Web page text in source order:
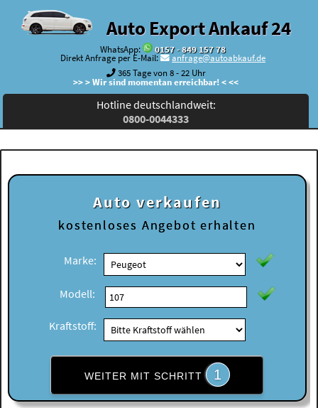
Auto Export Ankauf 24
WhatsApp:
0157 - 849 157 78
Direkt Anfrage per E-Mail:
anfrage@autoabkauf.de
365 Tage von 8 - 22 Uhr
>> > Wir sind momentan erreichbar! < <<
Hotline deutschlandweit:
0800-0044333
Auto verkaufen
kostenloses Angebot erhalten
Marke:
Modell:
Kraftstoff:
WEITER MIT SCHRITT 1